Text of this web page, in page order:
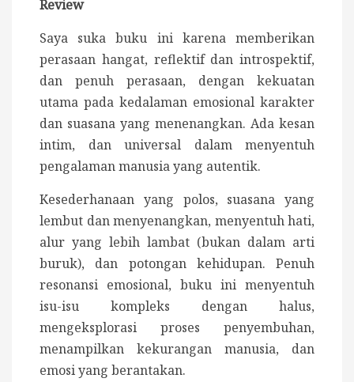
Review
Saya suka buku ini karena memberikan
perasaan hangat, reflektif dan introspektif,
dan penuh perasaan, dengan kekuatan
utama pada kedalaman emosional karakter
dan suasana yang menenangkan. Ada kesan
intim, dan universal dalam menyentuh
pengalaman manusia yang autentik.
Kesederhanaan yang polos, suasana yang
lembut dan menyenangkan, menyentuh hati,
alur yang lebih lambat (bukan dalam arti
buruk), dan potongan kehidupan. Penuh
resonansi emosional, buku ini menyentuh
isu-isu kompleks dengan halus,
mengeksplorasi proses penyembuhan,
menampilkan kekurangan manusia, dan
emosi yang berantakan.